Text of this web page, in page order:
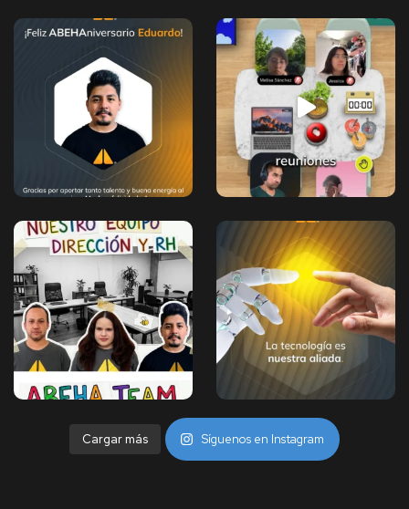
Cargar más Síguenos en Instagram